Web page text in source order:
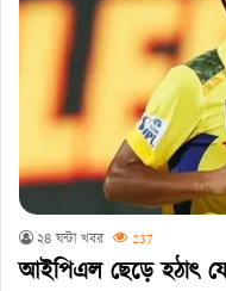
২৪ ঘন্টা খবর 237
আইপিএল ছেড়ে হঠাৎ